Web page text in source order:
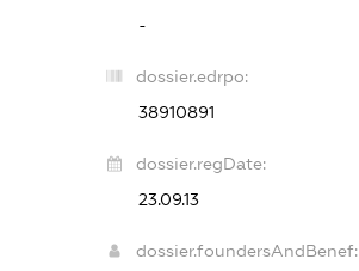
-
dossier.edrpo:
38910891
dossier.regDate:
23.09.13
dossier.foundersAndBenef: